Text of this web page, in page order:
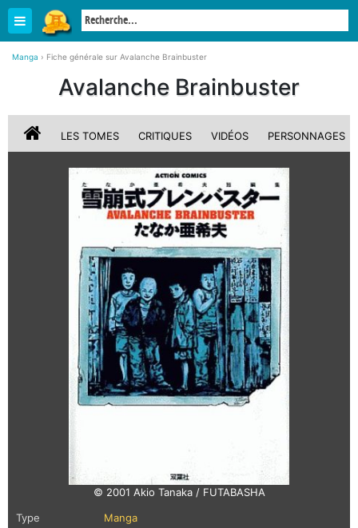
Manga › Fiche générale sur Avalanche Brainbuster
Avalanche Brainbuster
LES TOMES CRITIQUES VIDÉOS PERSONNAGES
© 2001 Akio Tanaka / FUTABASHA
Type
Manga